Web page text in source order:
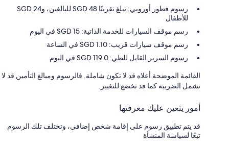
رسوم فطور أوروبي: تبلغ تقريبًا SGD 48 للبالغين، وSGD 24
للأطفال
رسم موقف السيارات للخدمة الذاتية: 15 SGD في اليوم
رسم موقف سيارات قريب: 1.10 SGD في الساعة
رسوم السرير القابل للطي: 119.0 SGD في اليوم
القائمة الموضحة أعلاه قد لا تكون شاملة. فالرسوم ومبالغ التأمين قد لا
تشمل الضريبة كما قد تخضع للتغيير.
أمور يتعين عليك معرفتها
قد يتم تطبيق رسوم على إقامة شخص إضافي، وتختلف تلك الرسوم
تبعًا لسياسة المنشأة